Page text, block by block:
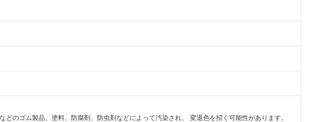
どのゴム製品、塗料、防腐剤、防虫剤などによって汚染され、 変退色を招く可能性があります。